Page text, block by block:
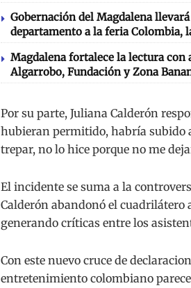
Gobernación del Magdalena
departamento a la feria Colombia,
Magdalena fortalece la lectura con
Algarrobo, Fundación y Zona
Por su parte, Juliana Calderón
hubieran permitido, habría subido
trepar, no lo hice porque no me
El incidente se suma a la
Calderón abandonó el cuadrilátero
generando críticas entre los
Con este nuevo cruce de
entretenimiento colombiano